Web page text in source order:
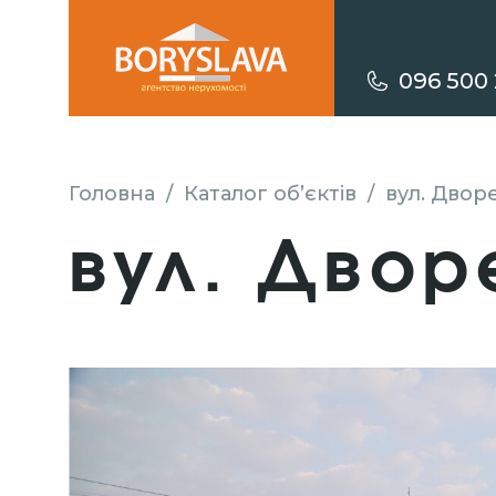
096 500
Головна / Каталог об’єктів / вул.
вул.